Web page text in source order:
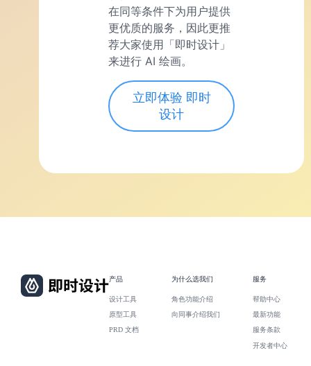
在同等条件下为用户提供
更优质的服务，因此更推
荐大家使用「即时设计」
来进行 AI 绘画。
立即体验 即时
设计
产品
设计工具
原型工具
PRD 文档
为什么选我们
角色功能介绍
向同事介绍我们
服务
帮助中心
最新功能
服务条款
开发者中心